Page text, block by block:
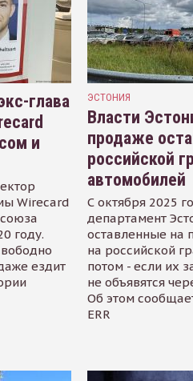
глава
и
Wirecard
году.
ездит
ЭСТОНИЯ
Власти
продаже
российской
автомобилей
С октября 2025
департамент
оставленные на
на российской
потом - если их
не объявятся
Об этом
ERR